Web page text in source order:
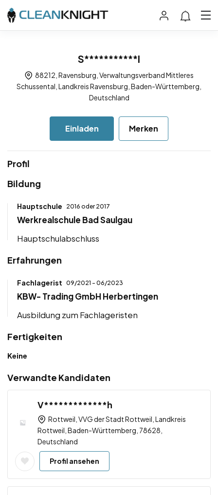
S***********l
88212, Ravensburg, Verwaltungsverband Mittleres
Schussental, Landkreis Ravensburg, Baden-Württemberg,
Deutschland
Einladen Merken
Profil
Bildung
Hauptschule 2016 oder 2017
Werkrealschule Bad Saulgau
Hauptschulabschluss
Erfahrungen
Fachlagerist 09/2021 - 06/2023
KBW- Trading GmbH Herbertingen
Ausbildung zum Fachlageristen
Fertigkeiten
Keine
Verwandte Kandidaten
V*************h
Rottweil, VVG der Stadt Rottweil, Landkreis
Rottweil, Baden-Württemberg, 78628,
Deutschland
Profil ansehen